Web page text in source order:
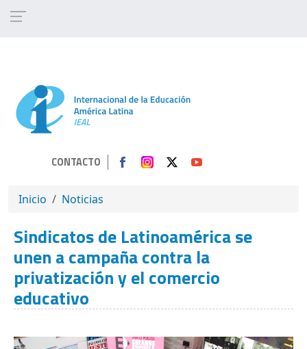
CONTACTO
SOBRESCRIBIR ENLACES DE AYUDA A
Inicio Noticias
Sindicatos de Latinoamérica se
unen a campaña contra la
privatización y el comercio
educativo